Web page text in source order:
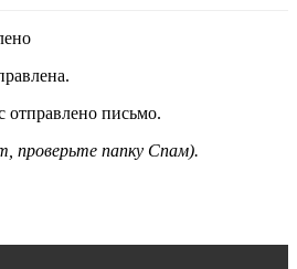
отправлено письмо.
проверьте папку Спам).